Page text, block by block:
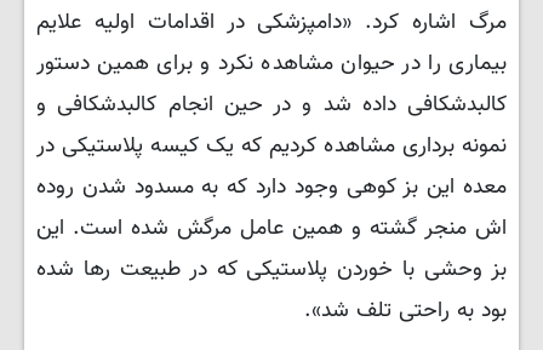
مرگ اشاره کرد. «دامپزشکی در اقدامات اولیه علایم
بیماری را در حیوان مشاهده نکرد و برای همین دستور
کالبدشکافی داده شد و در حین انجام کالبدشکافی و
نمونه برداری مشاهده کردیم که یک کیسه پلاستیکی در
معده این بز کوهی وجود دارد که به مسدود شدن روده
اش منجر گشته و همین عامل مرگش شده است. این
بز وحشی با خوردن پلاستیکی که در طبیعت رها شده
بود به راحتی تلف شد».